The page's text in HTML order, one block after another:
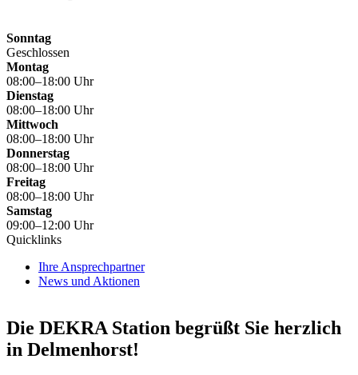
Sonntag
Geschlossen
Montag
08:00–18:00 Uhr
Dienstag
08:00–18:00 Uhr
Mittwoch
08:00–18:00 Uhr
Donnerstag
08:00–18:00 Uhr
Freitag
08:00–18:00 Uhr
Samstag
09:00–12:00 Uhr
Quicklinks
Ihre Ansprechpartner
News und Aktionen
Die DEKRA Station begrüßt Sie herzlich
in Delmenhorst!